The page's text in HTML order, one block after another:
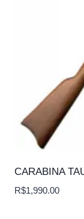
CARABINA
R$1,990.00